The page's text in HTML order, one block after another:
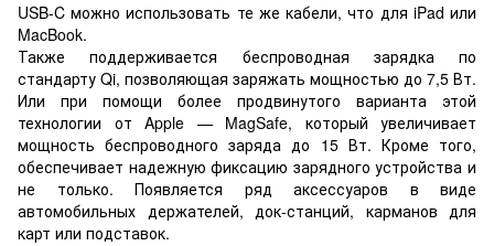
USB-C можно использовать те же кабели, что для iPad или
MacBook.
Также поддерживается беспроводная зарядка по
стандарту Qi, позволяющая заряжать мощностью до 7,5 Вт.
Или при помощи более продвинутого варианта этой
технологии от Apple — MagSafe, который увеличивает
мощность беспроводного заряда до 15 Вт. Кроме того,
обеспечивает надежную фиксацию зарядного устройства и
не только. Появляется ряд аксессуаров в виде
автомобильных держателей, док-станций, карманов для
карт или подставок.